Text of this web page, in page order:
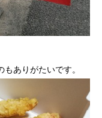
ありがたいです。